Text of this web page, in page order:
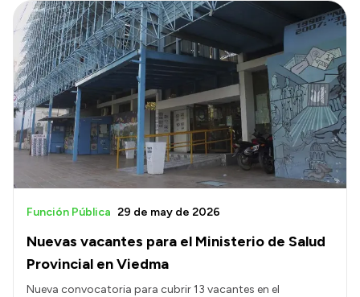
Nuevas vacantes para el Ministerio de Salud
Provincial en Viedma
Función Pública 29 de may de 2026
Nueva convocatoria para cubrir 13 vacantes en el